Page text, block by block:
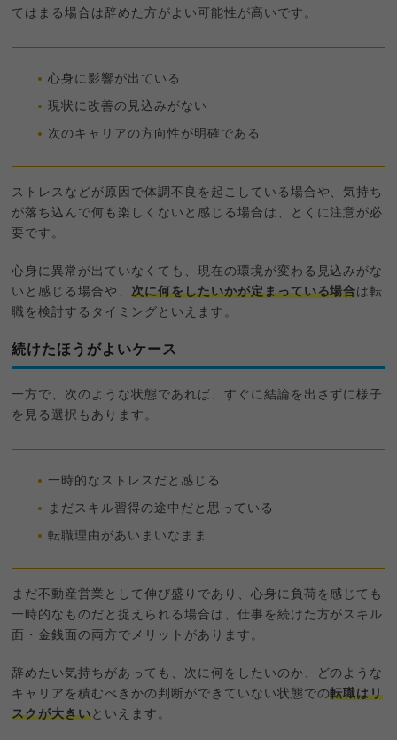
てはまる場合は辞めた方がよい可能性が高いです。
心身に影響が出ている
現状に改善の見込みがない
次のキャリアの方向性が明確である
ストレスなどが原因で体調不良を起こしている場合や、気持ち
が落ち込んで何も楽しくないと感じる場合は、とくに注意が必
要です。
心身に異常が出ていなくても、現在の環境が変わる見込みがな
いと感じる場合や、次に何をしたいかが定まっている場合は転
職を検討するタイミングといえます。
続けたほうがよいケース
一方で、次のような状態であれば、すぐに結論を出さずに様子
を見る選択もあります。
一時的なストレスだと感じる
まだスキル習得の途中だと思っている
転職理由があいまいなまま
まだ不動産営業として伸び盛りであり、心身に負荷を感じても
一時的なものだと捉えられる場合は、仕事を続けた方がスキル
面・金銭面の両方でメリットがあります。
辞めたい気持ちがあっても、次に何をしたいのか、どのような
キャリアを積むべきかの判断ができていない状態での転職はリ
スクが大きいといえます。